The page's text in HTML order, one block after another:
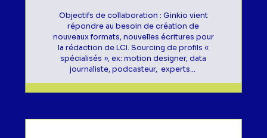
Objectifs de collaboration : Ginkio vient
répondre au besoin de création de
nouveaux formats, nouvelles écritures pour
la rédaction de LCI. Sourcing de profils «
spécialisés », ex: motion designer, data
journaliste, podcasteur, experts…